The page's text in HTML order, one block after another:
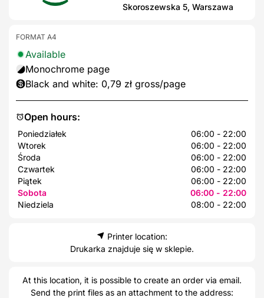
Skoroszewska 5, Warszawa
Open hours:
Poniedziałek
06:00 - 22:00
Wtorek
06:00 - 22:00
Środa
06:00 - 22:00
Czwartek
06:00 - 22:00
Piątek
06:00 - 22:00
Sobota
06:00 - 22:00
Niedziela
08:00 - 22:00
FORMAT A4
Available
Monochrome page
Black and white: 0,79 zł gross/page
Printer location:
Drukarka znajduje się w sklepie.
At this location, it is possible to create an order via email.
Send the print files as an attachment to the address: